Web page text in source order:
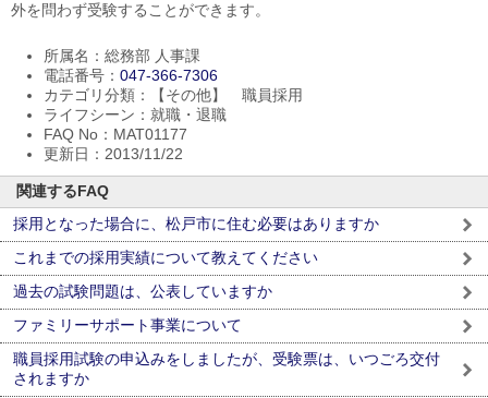
外を問わず受験することができます。
所属名：総務部 人事課
電話番号： 047-366-7306
カテゴリ分類：【その他】 職員採用
ライフシーン：就職・退職
FAQ No：MAT01177
更新日：2013/11/22
関連するFAQ
採用となった場合に、松戸市に住む必要はありますか
これまでの採用実績について教えてください
過去の試験問題は、公表していますか
ファミリーサポート事業について
職員採用試験の申込みをしましたが、受験票は、いつごろ交付
されますか